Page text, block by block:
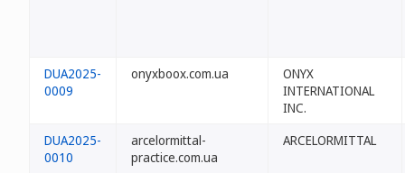
DUA2025-
0009
onyxboox.com.ua
ONYX
INTERNATIONAL
INC.
DUA2025-
0010
arcelormittal-
practice.com.ua
ARCELORMITTAL